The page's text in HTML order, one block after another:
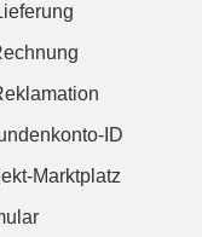
ID
Marktplatz